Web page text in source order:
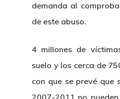
demanda al
de este abuso.
4 millones de
suelo y los cerca de
con que se prevé que
2007-2011 no